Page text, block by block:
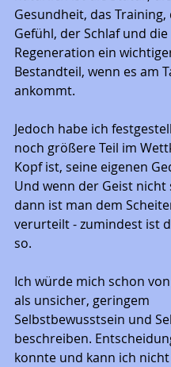
Gesundheit, das Training,
Gefühl, der Schlaf und die
Regeneration ein
Bestandteil, wenn es am
ankommt.
Jedoch habe ich
noch größere Teil im
Kopf ist, seine eigenen
Und wenn der Geist
dann ist man dem
verurteilt - zumindest ist
so.
Ich würde mich schon
als unsicher, geringem
Selbstbewusstsein und
beschreiben.
konnte und kann ich